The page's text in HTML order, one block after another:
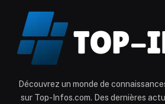
Découvrez un monde de
sur Top-Infos.com. Des dernières